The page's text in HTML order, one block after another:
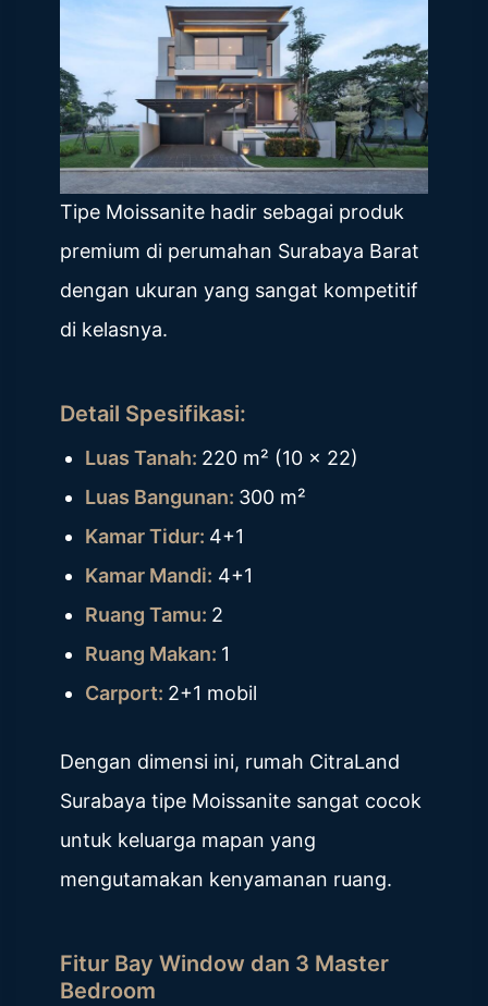
Tipe Moissanite hadir sebagai produk
premium di perumahan Surabaya Barat
dengan ukuran yang sangat kompetitif
di kelasnya.
Detail Spesifikasi:
Luas Tanah: 220 m² (10 x 22)
Luas Bangunan: 300 m²
Kamar Tidur: 4+1
Kamar Mandi: 4+1
Ruang Tamu: 2
Ruang Makan: 1
Carport: 2+1 mobil
Dengan dimensi ini, rumah CitraLand
Surabaya tipe Moissanite sangat cocok
untuk keluarga mapan yang
mengutamakan kenyamanan ruang.
Fitur Bay Window dan 3 Master
Bedroom